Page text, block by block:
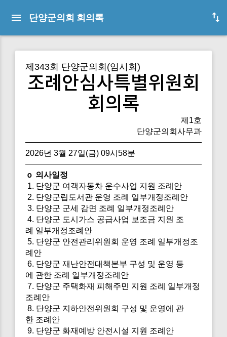
단양군의회 회의록
제343회 단양군의회(임시회)
조례안심사특별위원회
회의록
제1호
단양군의회사무과
2026년 3월 27일(금) 09시58분
ｏ 의사일정
1. 단양군 여객자동차 운수사업 지원 조례안
2. 단양군립도서관 운영 조례 일부개정조례안
3. 단양군 군세 감면 조례 일부개정조례안
4. 단양군 도시가스 공급사업 보조금 지원 조
례 일부개정조례안
5. 단양군 안전관리위원회 운영 조례 일부개정조
례안
6. 단양군 재난안전대책본부 구성 및 운영 등
에 관한 조례 일부개정조례안
7. 단양군 주택화재 피해주민 지원 조례 일부개정
조례안
8. 단양군 지하안전위원회 구성 및 운영에 관
한 조례안
9. 단양군 화재예방 안전시설 지원 조례안